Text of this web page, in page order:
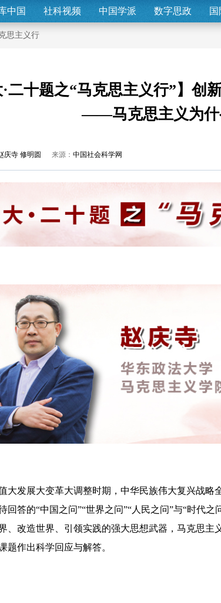
中国 社科视频 中国学派 数字思政
思主义行
·二十题之“马克思主义行”】创
——马克思主义为什
庆寺 修明圆 来源： 中国社会科学网
发展大变革大调整时期，中华民族伟大复兴战略
回答的“中国之问”“世界之问”“人民之问”与“时代
、改造世界、引领实践的强大思想武器，马克思主
题作出科学回应与解答。